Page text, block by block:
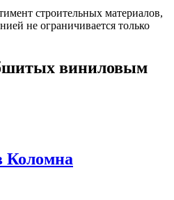
строительных материалов,
не ограничивается только
виниловым
Коломна